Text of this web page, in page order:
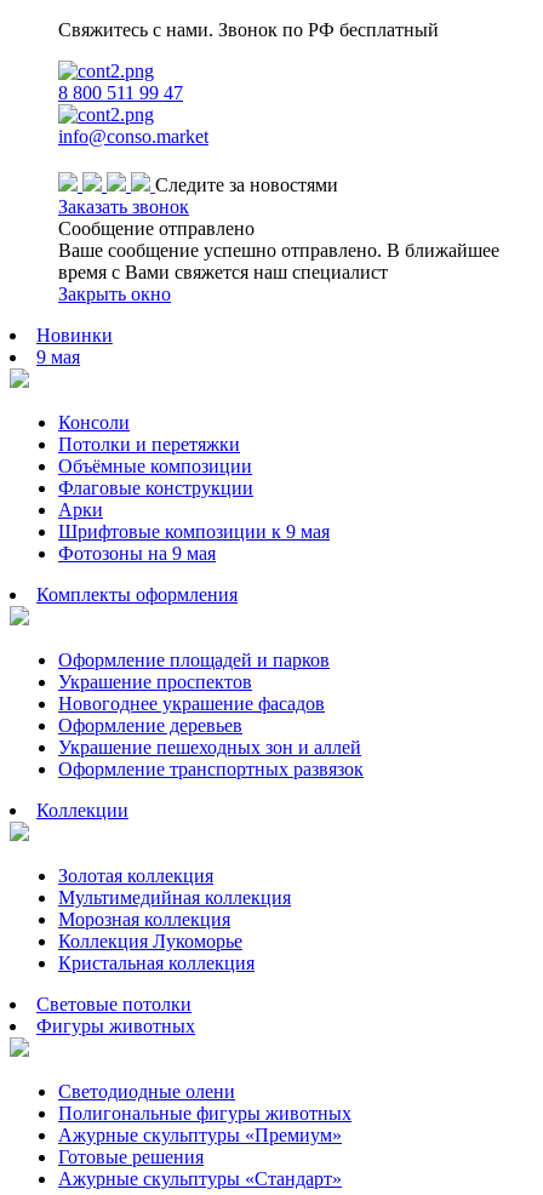
Свяжитесь с нами. Звонок по РФ бесплатный
8 800 511 99 47
info@conso.market
Следите за новостями
Заказать звонок
Сообщение отправлено
Ваше сообщение успешно отправлено. В ближайшее
время с Вами свяжется наш специалист
Закрыть окно
Новинки
9 мая
Консоли
Потолки и перетяжки
Объёмные композиции
Флаговые конструкции
Арки
Шрифтовые композиции к 9 мая
Фотозоны на 9 мая
Комплекты оформления
Оформление площадей и парков
Украшение проспектов
Новогоднее украшение фасадов
Оформление деревьев
Украшение пешеходных зон и аллей
Оформление транспортных развязок
Коллекции
Золотая коллекция
Мультимедийная коллекция
Морозная коллекция
Коллекция Лукоморье
Кристальная коллекция
Световые потолки
Фигуры животных
Светодиодные олени
Полигональные фигуры животных
Ажурные скульптуры «Премиум»
Готовые решения
Ажурные скульптуры «Стандарт»